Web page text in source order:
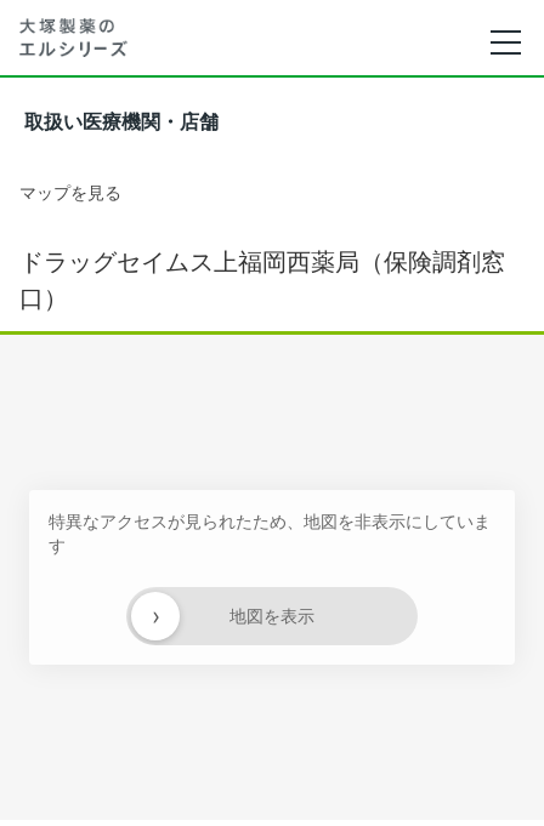
取扱い医療機関・店舗
マップを見る
ドラッグセイムス上福岡西薬局（保険調剤窓
口）
特異なアクセスが見られたため、地図を非表示にしていま
す
地図を表示
›